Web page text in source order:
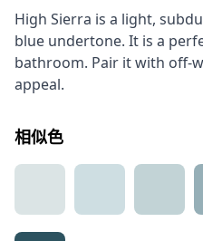
High Sierra is a light,
blue undertone. It is a
bathroom. Pair it with off-
appeal.
相似色